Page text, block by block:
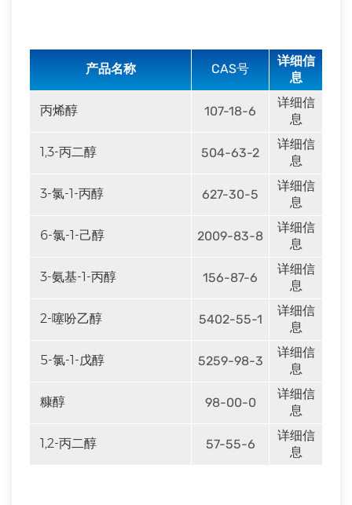
产品名称 CAS号
详细信
息
丙烯醇 107-18-6
详细信
息
1,3-丙二醇 504-63-2
详细信
息
3-氯-1-丙醇 627-30-5
详细信
息
6-氯-1-己醇 2009-83-8
详细信
息
3-氨基-1-丙醇 156-87-6
详细信
息
2-噻吩乙醇 5402-55-1
详细信
息
5-氯-1-戊醇 5259-98-3
详细信
息
糠醇 98-00-0
详细信
息
1,2-丙二醇 57-55-6
详细信
息